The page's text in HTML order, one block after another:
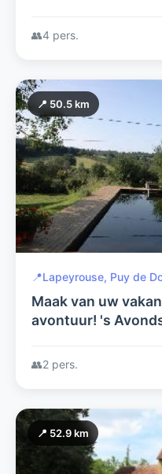
biedt maximale
👥4 pers.
📍 50.5 km
📍Lapeyrouse, Puy de
Maak van uw
avontuur! 's
naar de sterren
👥2 pers.
📍 52.9 km